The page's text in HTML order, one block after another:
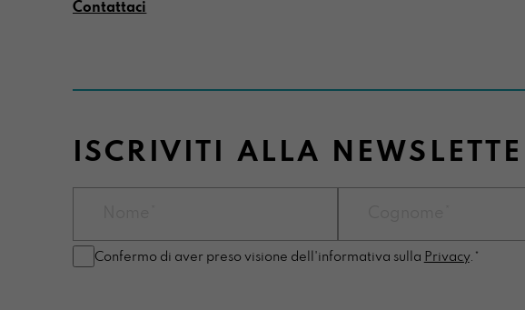
Contattaci
ISCRIVITI ALLA
Confermo di aver preso visione dell'informativa sulla Privacy.*